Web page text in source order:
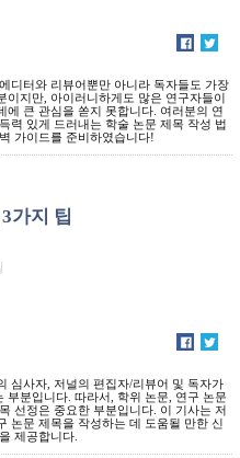
디터와 리뷰어뿐만 아니라 독자들도 가장
이지만, 아이러니하게도 많은 연구자들이
에 큰 관심을 쏟지 못합니다. 여러분의 연
력 있게 드러내는 학술 논문 제목 작성 법
가이드를 준비하였습니다!
가지 팁
심사자, 저널의 편집자/리뷰어 및 독자가
부분입니다. 따라서, 학위 논문, 연구 논문
선정은 중요한 부분입니다. 이 기사는 저
논문 제목을 작성하는 데 도움될 만한 신
제공합니다.